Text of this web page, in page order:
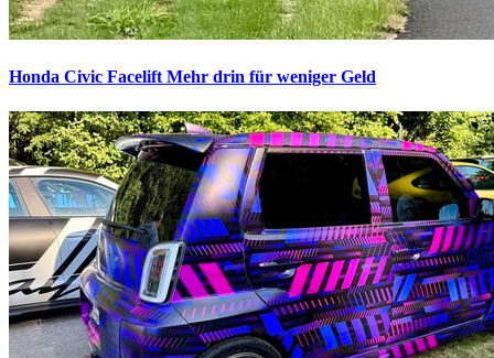
Honda Civic Facelift Mehr drin für weniger Geld